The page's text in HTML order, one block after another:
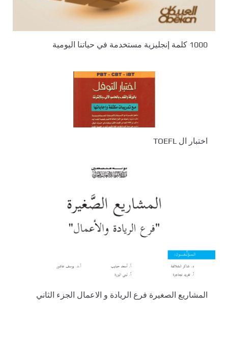
1000 كلمة إنجليزية مستخدمة في حياتنا اليومية
اختبار ال TOEFL
المشاريع الصغيرة فرع الريادة و الاعمال الجزء الثاني